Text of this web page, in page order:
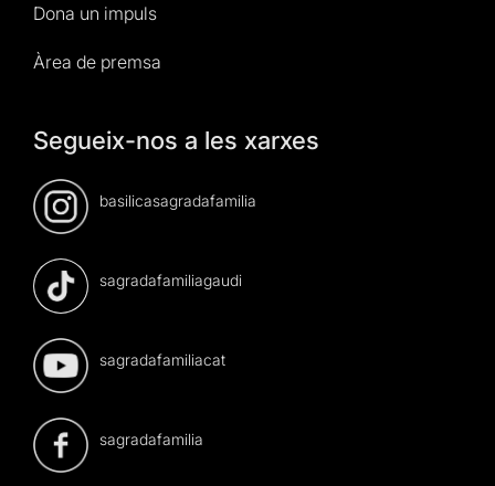
Dona un impuls
Àrea de premsa
Segueix-nos a les xarxes
basilicasagradafamilia
sagradafamiliagaudi
sagradafamiliacat
sagradafamilia